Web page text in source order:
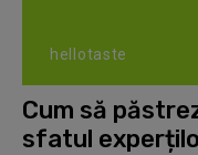
hellotaste
Cum să
sfatul